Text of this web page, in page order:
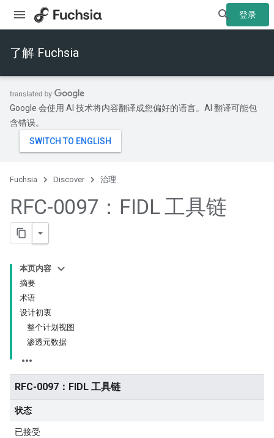
登录
了解 Fuchsia
Google 会使用 AI 技术将内容翻译成您偏好的语言。AI 翻译可能包
含错误。
Fuchsia Discover 治理
RFC-0097：FIDL 工具链
本页内容
摘要
术语
设计初衷
整个计划视图
渗透元数据
RFC-0097：FIDL 工具链
状态
已接受